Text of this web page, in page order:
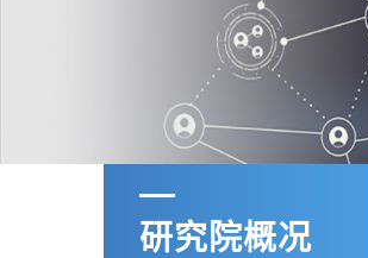
研究院概况